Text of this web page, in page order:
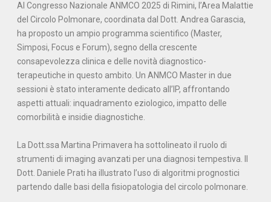
Al Congresso Nazionale ANMCO 2025 di Rimini, l’Area Malattie
del Circolo Polmonare, coordinata dal Dott. Andrea Garascia,
ha proposto un ampio programma scientifico (Master,
Simposi, Focus e Forum), segno della crescente
consapevolezza clinica e delle novità diagnostico-
terapeutiche in questo ambito. Un ANMCO Master in due
sessioni è stato interamente dedicato all’IP, affrontando
aspetti attuali: inquadramento eziologico, impatto delle
comorbilità e insidie diagnostiche.
La Dott.ssa Martina Primavera ha sottolineato il ruolo di
strumenti di imaging avanzati per una diagnosi tempestiva. Il
Dott. Daniele Prati ha illustrato l’uso di algoritmi prognostici
partendo dalle basi della fisiopatologia del circolo polmonare.